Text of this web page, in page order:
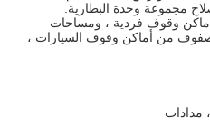
مجموعة وحدة البطارية.
أماكن وقوف فردية ، ومساحات
من أماكن وقوف السيارات ،
مدادات